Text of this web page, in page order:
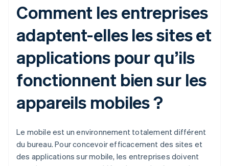
Comment les entreprises
adaptent-elles les sites et
applications pour qu’ils
fonctionnent bien sur les
appareils mobiles ?
Le mobile est un environnement totalement différent
du bureau. Pour concevoir efficacement des sites et
des applications sur mobile, les entreprises doivent